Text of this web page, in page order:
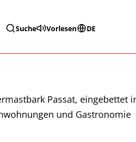
Suche Vorlesen
DE
Passat, eingebettet
und Gastronomie